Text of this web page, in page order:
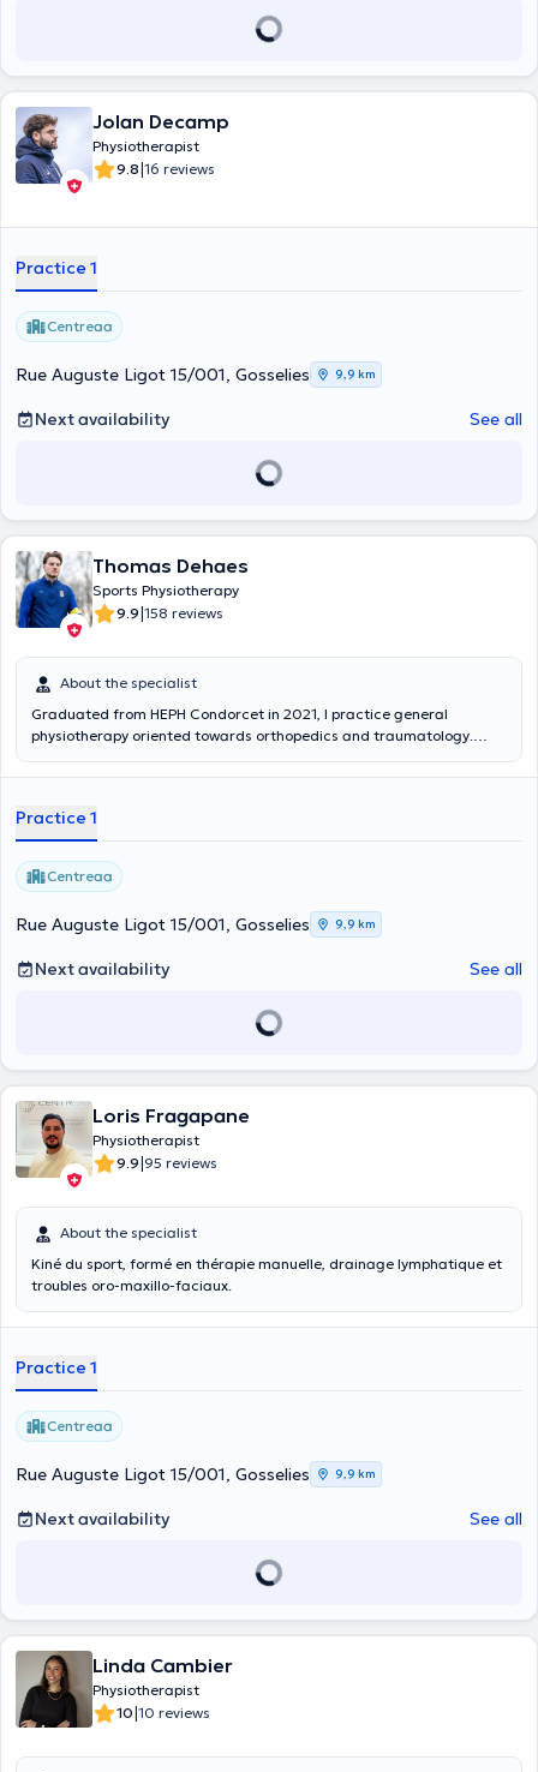
Jolan Decamp
Physiotherapist
9.8|16 reviews
Practice 1
Centreaa
Rue Auguste Ligot 15/001, Gosselies 9,9 km
Next availability See all
Thomas Dehaes
Sports Physiotherapy
9.9|158 reviews
About the specialist
Graduated from HEPH Condorcet in 2021, I practice general
physiotherapy oriented towards orthopedics and traumatology.
of all levels (professional athletes/amateur athletes), I decided to
Practice 1
Centreaa
Rue Auguste Ligot 15/001, Gosselies 9,9 km
Next availability See all
Loris Fragapane
Physiotherapist
9.9|95 reviews
About the specialist
Kiné du sport, formé en thérapie manuelle, drainage lymphatique et
troubles oro-maxillo-faciaux.
Practice 1
Centreaa
Rue Auguste Ligot 15/001, Gosselies 9,9 km
Next availability See all
Linda Cambier
Physiotherapist
10|10 reviews